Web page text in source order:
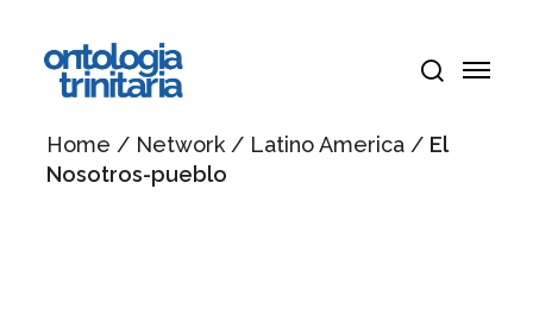
contenuto
principale
cerca
Menu
Home / Network/ Latino America/ El
Nosotros-pueblo